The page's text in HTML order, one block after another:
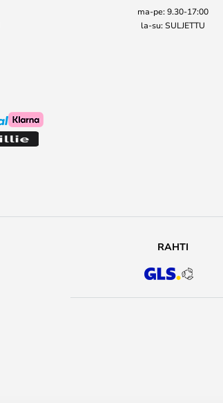
ma-pe: 9.30-17:00
la-su: SULJETTU
RAHTI